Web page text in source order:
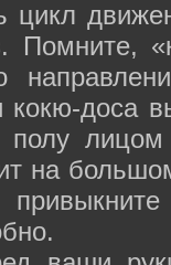
цикл
кокю-доса
полу
на